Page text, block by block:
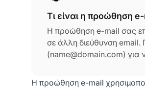
Τι είναι η προώθηση
Η προώθηση e-mail σας
σε άλλη διεύθυνση email.
(name@domain.com) για
Η προώθηση e-mail